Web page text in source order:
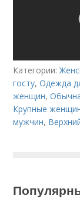
Категории:
госту,Одежда
женщин,
Крупные
мужчин,